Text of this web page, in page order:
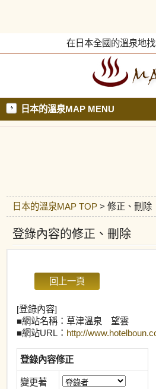
在日本全國的溫泉地找
日本的溫泉MAP MENU
日本的溫泉MAP TOP > 修正、刪除
登錄內容的修正、刪除
[登錄內容]
■網站名稱：草津溫泉 望雲
■網站URL： http://
登錄內容修正
變更著